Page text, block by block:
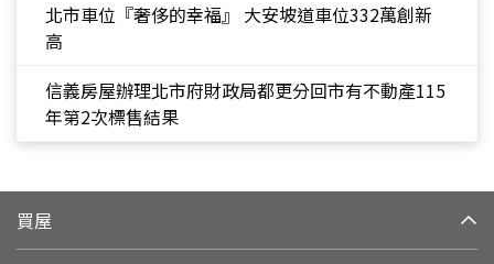
北市車位『奢侈的幸福』 大安坡道車位332萬創新
高
信義房屋辦理北市府財政局都更分回市有不動產115
年第2次標售結果
買屋